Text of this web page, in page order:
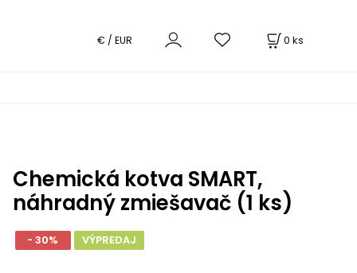
0 ks
€ / EUR
Chemická kotva SMART,
náhradný zmiešavač (1 ks)
- 30% VÝPREDAJ